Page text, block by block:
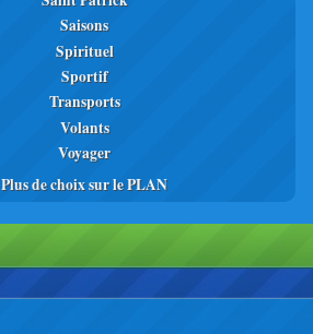
Saisons
Spirituel
Sportif
Transports
Volants
Voyager
Plus de choix sur le PLAN